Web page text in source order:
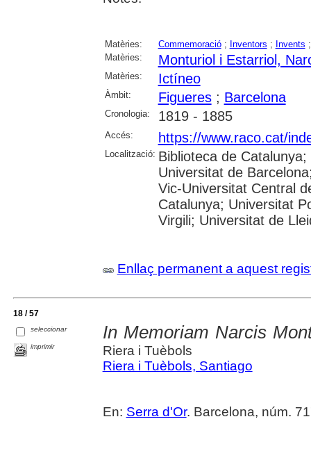
Matèries: Commemoració; Inventors ; Invents
Matèries:
Monturiol i Estarriol,
Matèries: Ictíneo
Àmbit: Figueres; Barcelona
Cronologia: 1819 - 1885
Accés: https://www.raco.cat/
Localització: Biblioteca de
Universitat de
Vic-Universitat Central
Catalunya; Universitat
Virgili; Universitat de
Enllaç permanent a aquest
18 / 57
seleccionar
imprimir
In Memoriam Narcis
Riera i Tuèbols
Riera i Tuèbols, Santiago
En: Serra d'Or. Barcelona, núm.